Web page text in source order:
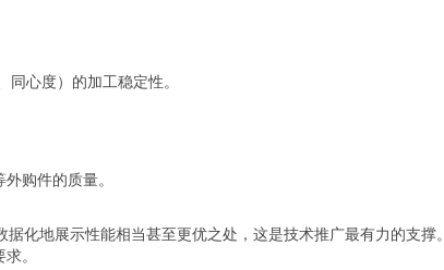
心度）的加工稳定性。
购件的质量。
化地展示性能相当甚至更优之处，这是技术推广最有力的支撑。
。